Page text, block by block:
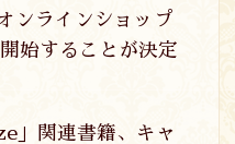
ンラインショップ
始することが決定
」関連書籍、キャ